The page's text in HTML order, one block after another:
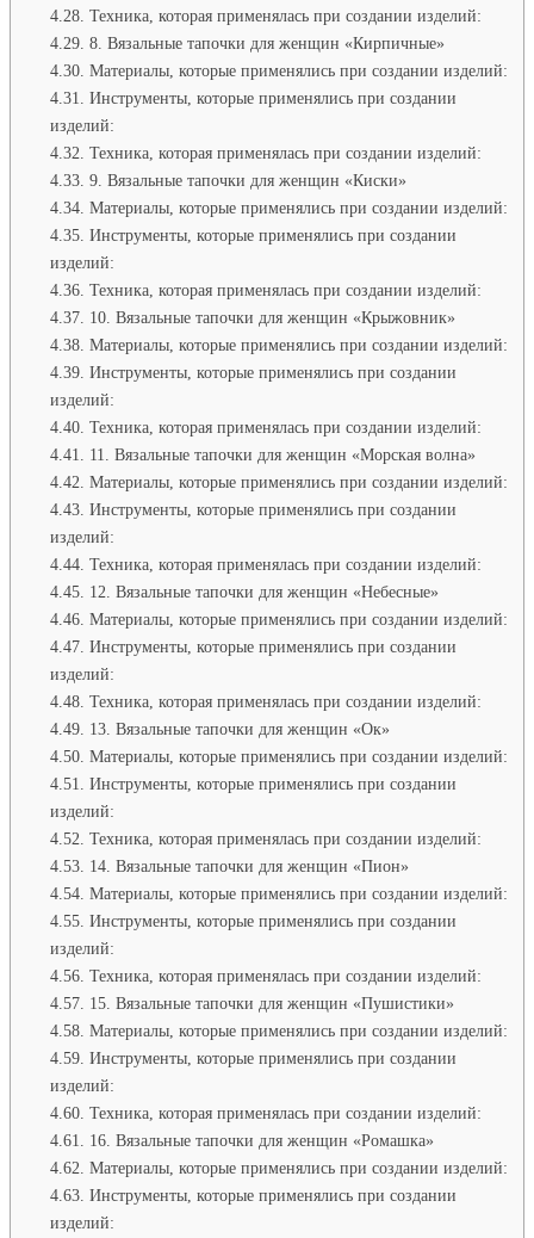
Техника, которая применялась при создании изделий:
8. Вязальные тапочки для женщин «Кирпичные»
Материалы, которые применялись при создании изделий:
Инструменты, которые применялись при создании
изделий:
Техника, которая применялась при создании изделий:
9. Вязальные тапочки для женщин «Киски»
Материалы, которые применялись при создании изделий:
Инструменты, которые применялись при создании
изделий:
Техника, которая применялась при создании изделий:
10. Вязальные тапочки для женщин «Крыжовник»
Материалы, которые применялись при создании изделий:
Инструменты, которые применялись при создании
изделий:
Техника, которая применялась при создании изделий:
11. Вязальные тапочки для женщин «Морская волна»
Материалы, которые применялись при создании изделий:
Инструменты, которые применялись при создании
изделий:
Техника, которая применялась при создании изделий:
12. Вязальные тапочки для женщин «Небесные»
Материалы, которые применялись при создании изделий:
Инструменты, которые применялись при создании
изделий:
Техника, которая применялась при создании изделий:
13. Вязальные тапочки для женщин «Ок»
Материалы, которые применялись при создании изделий:
Инструменты, которые применялись при создании
изделий:
Техника, которая применялась при создании изделий:
14. Вязальные тапочки для женщин «Пион»
Материалы, которые применялись при создании изделий:
Инструменты, которые применялись при создании
изделий:
Техника, которая применялась при создании изделий:
15. Вязальные тапочки для женщин «Пушистики»
Материалы, которые применялись при создании изделий:
Инструменты, которые применялись при создании
изделий:
Техника, которая применялась при создании изделий:
16. Вязальные тапочки для женщин «Ромашка»
Материалы, которые применялись при создании изделий:
Инструменты, которые применялись при создании
изделий: